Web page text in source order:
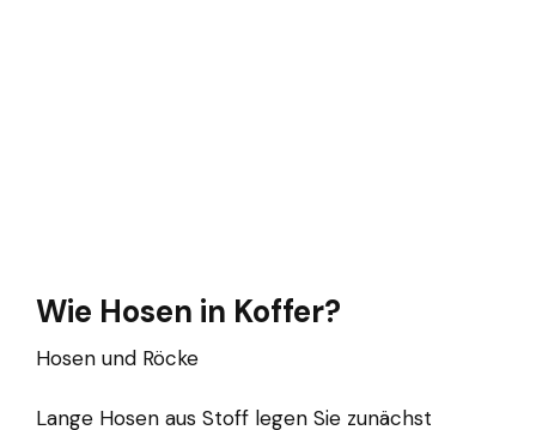
Wie Hosen in Koffer?
Hosen und Röcke
Lange Hosen aus Stoff legen Sie zunächst